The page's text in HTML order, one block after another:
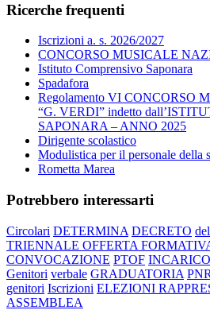
Ricerche frequenti
Iscrizioni a. s. 2026/2027
CONCORSO MUSICALE
Istituto Comprensivo Saponara
Spadafora
Regolamento VI CONCORSO
“G. VERDI” indetto
SAPONARA – ANNO 2025
Dirigente scolastico
Modulistica per il personale della
Rometta Marea
Potrebbero interessarti
Circolari DETERMINA DECRETO
TRIENNALE OFFERTA
CONVOCAZIONE PTOF INCARICO
Genitori verbale GRADUATORIA
genitori Iscrizioni ELEZIONI
ASSEMBLEA